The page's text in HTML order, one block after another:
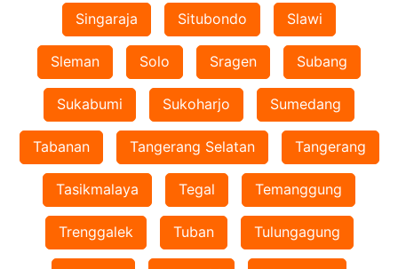
Singaraja Situbondo Slawi
Sleman Solo Sragen Subang
Sukabumi Sukoharjo Sumedang
Tabanan Tangerang Selatan Tangerang
Tasikmalaya Tegal Temanggung
Trenggalek Tuban Tulungagung